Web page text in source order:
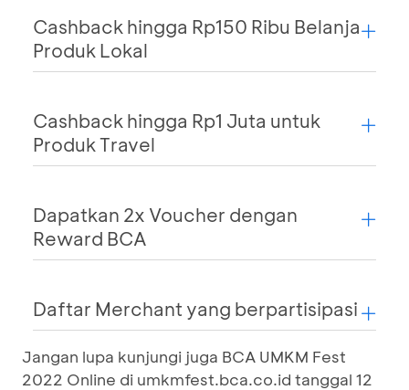
Cashback hingga Rp150 Ribu Belanja
Produk Lokal
Cashback hingga Rp1 Juta untuk
Produk Travel
Dapatkan 2x Voucher dengan
Reward BCA
Daftar Merchant yang berpartisipasi
Jangan lupa kunjungi juga BCA UMKM Fest
2022 Online di umkmfest.bca.co.id tanggal 12